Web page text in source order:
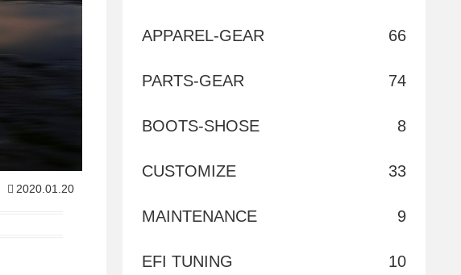
2020.01.20
APPAREL-GEAR 66
PARTS-GEAR 74
BOOTS-SHOSE 8
CUSTOMIZE 33
MAINTENANCE 9
EFI TUNING 10